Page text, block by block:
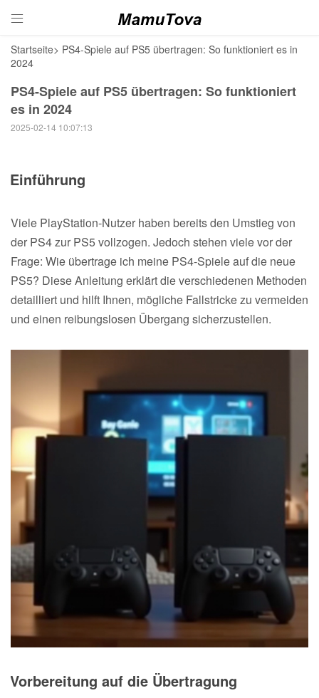

Startseite> PS4-Spiele auf PS5 übertragen: So funktioniert es in
2024
PS4-Spiele auf PS5 übertragen: So funktioniert
es in 2024
2025-02-14 10:07:13
Einführung
Viele PlayStation-Nutzer haben bereits den Umstieg von
der PS4 zur PS5 vollzogen. Jedoch stehen viele vor der
Frage: Wie übertrage ich meine PS4-Spiele auf die neue
PS5? Diese Anleitung erklärt die verschiedenen Methoden
detailliert und hilft Ihnen, mögliche Fallstricke zu vermeiden
und einen reibungslosen Übergang sicherzustellen.
Vorbereitung auf die Übertragung